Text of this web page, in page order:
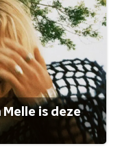
Melle is deze